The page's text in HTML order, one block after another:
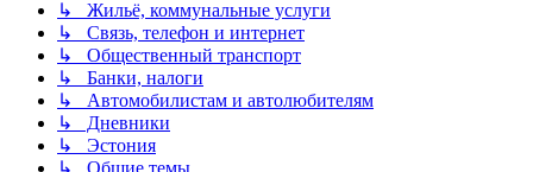
↳ Жильё, коммунальные услуги
↳ Связь, телефон и интернет
↳ Общественный транспорт
↳ Банки, налоги
↳ Автомобилистам и автолюбителям
↳ Дневники
↳ Эстония
↳ Общие темы